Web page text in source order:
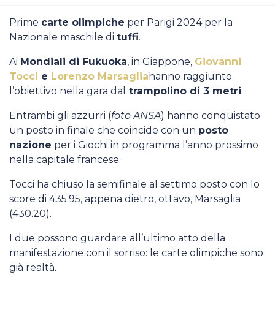
News
Media
Prime carte olimpiche per Parigi 2024 per la
Nazionale maschile di tuffi.
Ai Mondiali di Fukuoka, in Giappone, Giovanni
Tocci e Lorenzo Marsaglia hanno raggiunto
l’obiettivo nella gara dal trampolino di 3 metri.
Entrambi gli azzurri (foto ANSA) hanno conquistato
un posto in finale che coincide con un posto
nazione per i Giochi in programma l’anno prossimo
nella capitale francese.
Tocci ha chiuso la semifinale al settimo posto con lo
score di 435.95, appena dietro, ottavo, Marsaglia
(430.20).
I due possono guardare all’ultimo atto della
manifestazione con il sorriso: le carte olimpiche sono
già realtà.